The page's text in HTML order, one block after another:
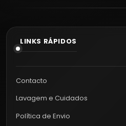
LINKS RÁPIDOS
Contacto
Lavagem e Cuidados
Política de Envio